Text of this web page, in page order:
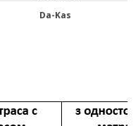
Da-Kas